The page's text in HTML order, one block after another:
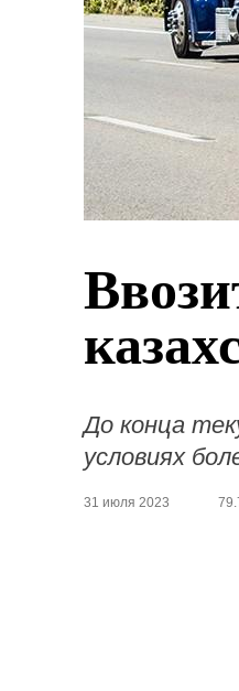
До конца
условиях
31 июля 2023